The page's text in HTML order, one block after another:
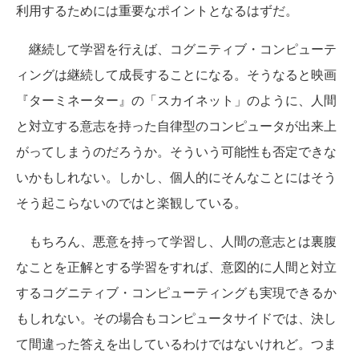
利用するためには重要なポイントとなるはずだ。
継続して学習を行えば、コグニティブ・コンピューテ
ィングは継続して成長することになる。そうなると映画
『ターミネーター』の「スカイネット」のように、人間
と対立する意志を持った自律型のコンピュータが出来上
がってしまうのだろうか。そういう可能性も否定できな
いかもしれない。しかし、個人的にそんなことにはそう
そう起こらないのではと楽観している。
もちろん、悪意を持って学習し、人間の意志とは裏腹
なことを正解とする学習をすれば、意図的に人間と対立
するコグニティブ・コンピューティングも実現できるか
もしれない。その場合もコンピュータサイドでは、決し
て間違った答えを出しているわけではないけれど。つま